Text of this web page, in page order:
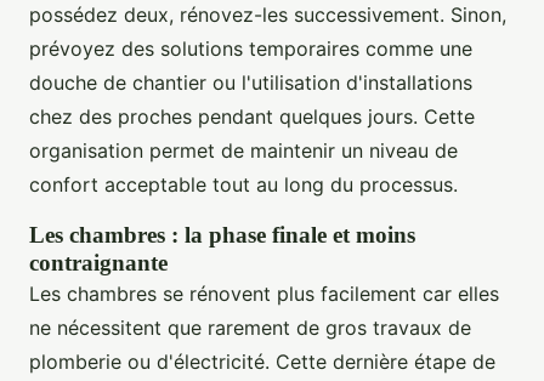
possédez deux, rénovez-les successivement. Sinon,
prévoyez des solutions temporaires comme une
douche de chantier ou l'utilisation d'installations
chez des proches pendant quelques jours. Cette
organisation permet de maintenir un niveau de
confort acceptable tout au long du processus.
Les chambres : la phase finale et moins
contraignante
Les chambres se rénovent plus facilement car elles
ne nécessitent que rarement de gros travaux de
plomberie ou d'électricité. Cette dernière étape de